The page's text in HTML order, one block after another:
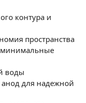
контура и
пространства
минимальные
воды
для надежной